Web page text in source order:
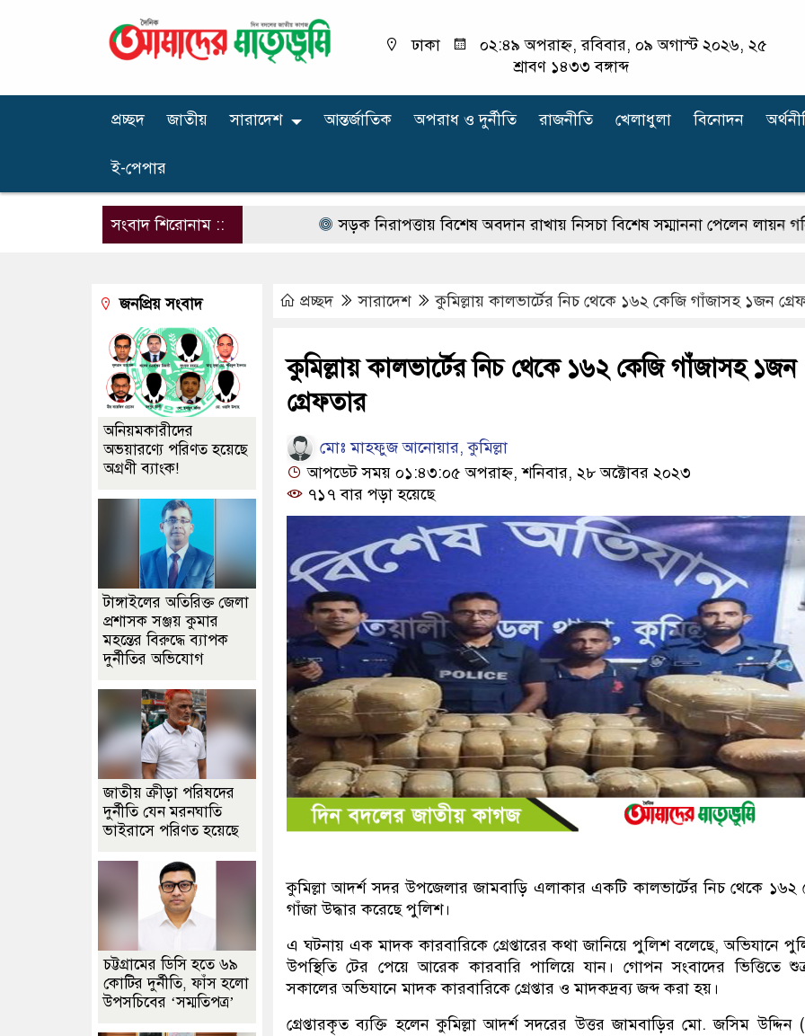
ঢাকা
০২:৪৯ অপরাহ্ন, রবিবার, ০৯ অগাস্ট ২০২৬, ২৫
শ্রাবণ ১৪৩৩ বঙ্গাব্দ
প্রচ্ছদ জাতীয় সারাদেশ আন্তর্জাতিক অপরাধ ‍ও দুর্নীতি রাজনীতি খেলাধুলা বিনোদন
ই-পেপার
সংবাদ শিরোনাম :: সড়ক নিরাপত্তায় বিশেষ অবদান রাখায় নিসচা বিশেষ সম্মাননা পেলেন লায়ন গনি মিয়া
প্রচ্ছদ সারাদেশ কুমিল্লায় কালভার্টের নিচ থেকে ১৬২ কেজি গাঁজাসহ ১জন
কুমিল্লায় কালভার্টের নিচ থেকে ১৬২ কেজি গাঁজাসহ ১জন
গ্রেফতার
মোঃ মাহফুজ আনোয়ার, কুমিল্লা
আপডেট সময় ০১:৪৩:০৫ অপরাহ্ন, শনিবার, ২৮ অক্টোবর ২০২৩
৭১৭ বার পড়া হয়েছে
কুমিল্লা আদর্শ সদর উপজেলার জামবাড়ি এলাকার একটি কালভার্টের নিচ থেকে ১৬২
গাঁজা উদ্ধার করেছে পুলিশ।
এ ঘটনায় এক মাদক কারবারিকে গ্রেপ্তারের কথা জানিয়ে পুলিশ বলেছে, অভিযানে
উপস্থিতি টের পেয়ে আরেক কারবারি পালিয়ে যান। গোপন সংবাদের ভিত্তিতে
সকালের অভিযানে মাদক কারবারিকে গ্রেপ্তার ও মাদকদ্রব্য জব্দ করা হয়।
গ্রেপ্তারকৃত ব্যক্তি হলেন কুমিল্লা আদর্শ সদরের উত্তর জামবাড়ির মো. জসিম উদ্দিন
জনপ্রিয় সংবাদ
অনিয়মকারীদের
অভয়ারণ্যে পরিণত হয়েছে
অগ্রণী ব্যাংক!
টাঙ্গাইলের অতিরিক্ত জেলা
প্রশাসক সঞ্জয় কুমার
মহন্তের বিরুদ্ধে ব্যাপক
দুর্নীতির অভিযোগ
জাতীয় ক্রীড়া পরিষদের
দুর্নীতি যেন মরনঘাতি
ভাইরাসে পরিণত হয়েছে
চট্টগ্রামের ডিসি হতে ৬৯
কোটির দুর্নীতি, ফাঁস হলো
উপসচিবের ‘সম্মতিপত্র’